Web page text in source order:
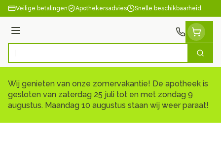
Ga naar de inhoud
Veilige betalingen Apothekersadvies Snelle beschikbaarheid
Menu
Product, merk, categorie... Zoek
Wij genieten van onze zomervakantie! De apotheek is
gesloten van zaterdag 25 juli tot en met zondag 9
augustus. Maandag 10 augustus staan wij weer paraat!